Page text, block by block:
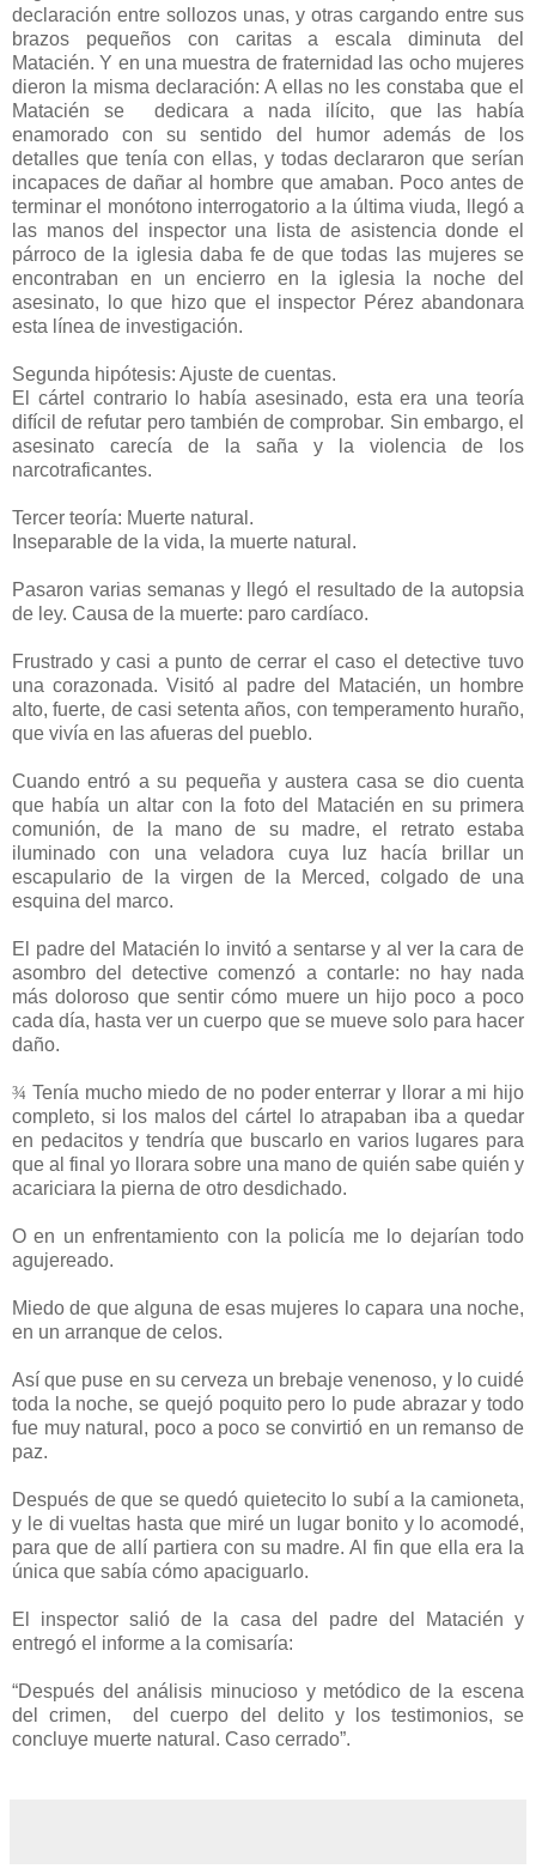
declaración entre sollozos unas, y otras cargando entre sus
brazos pequeños con caritas a escala diminuta del
Matacién. Y en una muestra de fraternidad las ocho mujeres
dieron la misma declaración: A ellas no les constaba que el
Matacién se
dedicara a nada ilícito, que las había
enamorado con su sentido del humor además de los
detalles que tenía con ellas, y todas declararon que serían
incapaces de dañar al hombre que amaban. Poco antes de
terminar el monótono interrogatorio a la última viuda, llegó a
las manos del inspector una lista de asistencia donde el
párroco de la iglesia daba fe de que todas las mujeres se
encontraban en un encierro en la iglesia la noche del
asesinato, lo que hizo que el inspector Pérez abandonara
esta línea de investigación.
Segunda hipótesis: Ajuste de cuentas.
El cártel contrario lo había asesinado, esta era una teoría
difícil de refutar pero también de comprobar. Sin embargo, el
asesinato carecía de la saña y la violencia de los
narcotraficantes.
Tercer teoría: Muerte natural.
Inseparable de la vida, la muerte natural.
Pasaron varias semanas y llegó el resultado de la autopsia
de ley. Causa de la muerte: paro cardíaco.
Frustrado y casi a punto de cerrar el caso el detective tuvo
una corazonada. Visitó al padre del Matacién, un hombre
alto, fuerte, de casi setenta años, con temperamento huraño,
que vivía en las afueras del pueblo.
Cuando entró a su pequeña y austera casa se dio cuenta
que había un altar con la foto del Matacién en su primera
comunión, de la mano de su madre, el retrato estaba
iluminado con una veladora cuya luz hacía brillar un
escapulario de la virgen de la Merced, colgado de una
esquina del marco.
El padre del Matacién lo invitó a sentarse y al ver la cara de
asombro del detective comenzó a contarle: no hay nada
más doloroso que sentir cómo muere un hijo poco a poco
cada día, hasta ver un cuerpo que se mueve solo para hacer
daño.
¾ Tenía mucho miedo de no poder enterrar y llorar a mi hijo
completo, si los malos del cártel lo atrapaban iba a quedar
en pedacitos y tendría que buscarlo en varios lugares para
que al final yo llorara sobre una mano de quién sabe quién y
acariciara la pierna de otro desdichado.
O en un enfrentamiento con la policía me lo dejarían todo
agujereado.
Miedo de que alguna de esas mujeres lo capara una noche,
en un arranque de celos.
Así que puse en su cerveza un brebaje venenoso, y lo cuidé
toda la noche, se quejó poquito pero lo pude abrazar y todo
fue muy natural, poco a poco se convirtió en un remanso de
paz.
Después de que se quedó quietecito lo subí a la camioneta,
y le di vueltas hasta que miré un lugar bonito y lo acomodé,
para que de allí partiera con su madre. Al fin que ella era la
única que sabía cómo apaciguarlo.
El inspector salió de la casa del padre del Matacién y
entregó el informe a la comisaría:
“Después del análisis minucioso y metódico de la escena
del crimen,
del cuerpo del delito y los testimonios, se
concluye muerte natural. Caso cerrado”.